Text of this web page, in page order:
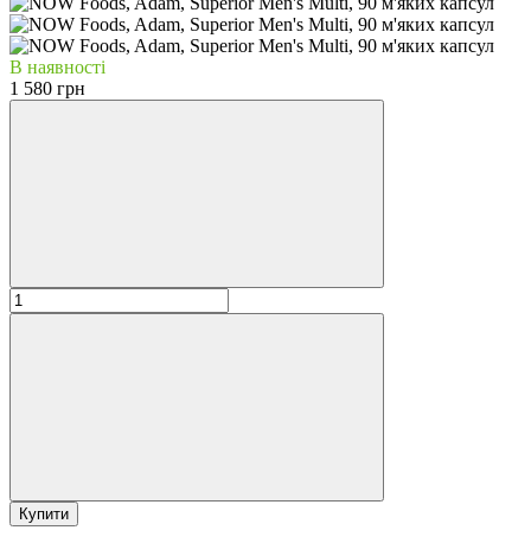
В наявності
1 580 грн
Купити